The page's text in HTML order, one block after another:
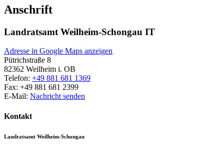
Anschrift
Landratsamt Weilheim-Schongau IT
Adresse in Google Maps anzeigen
Pütrichstraße 8
82362 Weilheim i. OB
Telefon: +49 881 681 1369
Fax: +49 881 681 2399
E-Mail: Nachricht senden
Kontakt
Landratsamt Weilheim-Schongau